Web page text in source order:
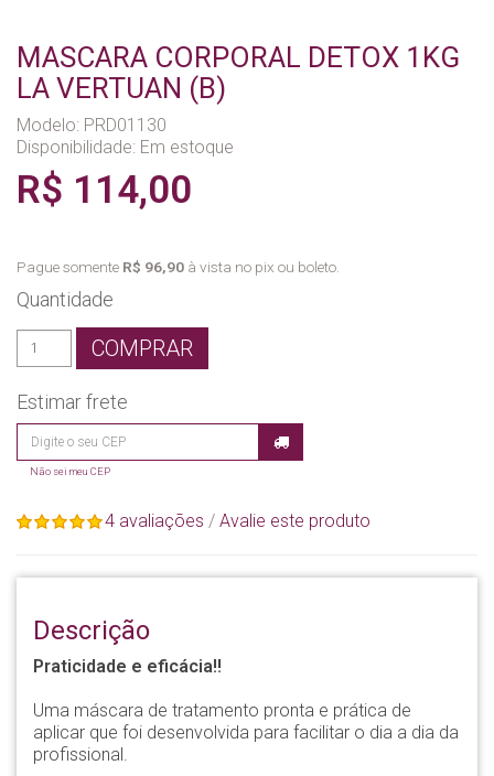
MASCARA CORPORAL DETOX 1KG
LA VERTUAN (B)
Modelo: PRD01130
Disponibilidade: Em estoque
R$ 114,00
Pague somente R$ 96,90 à vista no pix ou boleto.
Quantidade
COMPRAR
Estimar frete
Não sei meu CEP
4 avaliações / Avalie este produto
Descrição
Praticidade e eficácia!!
Uma máscara de tratamento pronta e prática de
aplicar que foi desenvolvida para facilitar o dia a dia da
profissional.